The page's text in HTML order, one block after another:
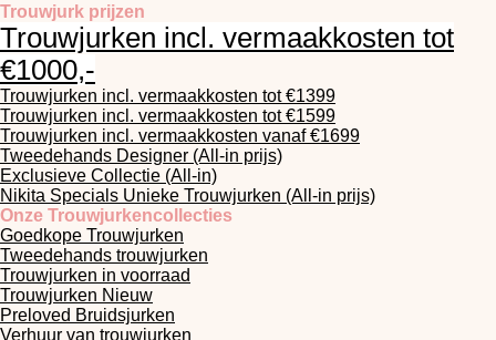
Trouwjurk prijzen
Trouwjurken incl. vermaakkosten tot
€1000,-
Trouwjurken incl. vermaakkosten tot €1399
Trouwjurken incl. vermaakkosten tot €1599
Trouwjurken incl. vermaakkosten vanaf €1699
Tweedehands Designer (All-in prijs)
Exclusieve Collectie (All-in)
Nikita Specials Unieke Trouwjurken (All-in prijs)
Onze Trouwjurkencollecties
Goedkope Trouwjurken
Tweedehands trouwjurken
Trouwjurken in voorraad
Trouwjurken Nieuw
Preloved Bruidsjurken
Verhuur van trouwjurken